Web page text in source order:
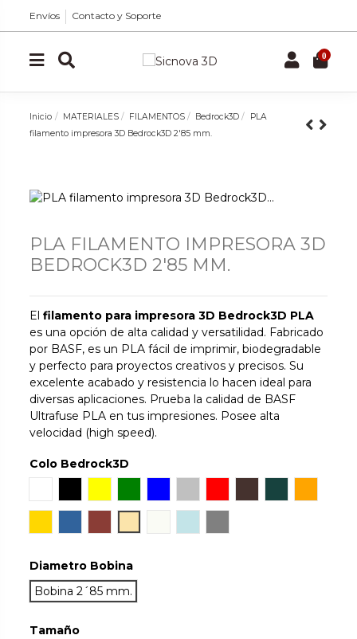
Envíos Contacto y Soporte
0
Inicio MATERIALES FILAMENTOS Bedrock3D
PLA
filamento impresora 3D Bedrock3D 2'85 mm.
PLA FILAMENTO IMPRESORA 3D
BEDROCK3D 2'85 MM.
Elfilamento para impresora 3D Bedrock3D PLA
es una opción de alta calidad y versatilidad. Fabricado
por BASF, es un PLA fácil de imprimir, biodegradable
y perfecto para proyectos creativos y precisos. Su
excelente acabado y resistencia lo hacen ideal para
diversas aplicaciones. Prueba la calidad de BASF
Ultrafuse PLA en tus impresiones. Posee alta
velocidad (high speed).
Colo Bedrock3D
Diametro Bobina
Bobina 2´85 mm.
Tamaño